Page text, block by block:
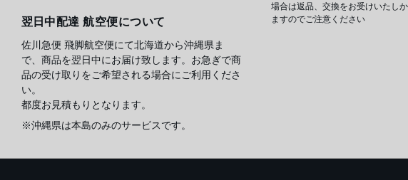
翌日中配達 航空便について
佐川急便 飛脚航空便にて北海道から沖縄県ま
で、商品を翌日中にお届け致します。お急ぎで商
品の受け取りをご希望される場合にご利用くださ
い。
都度お見積もりとなります。
※沖縄県は本島のみのサービスです。
場合は返品、交換をお受けいたし
ますのでご注意ください